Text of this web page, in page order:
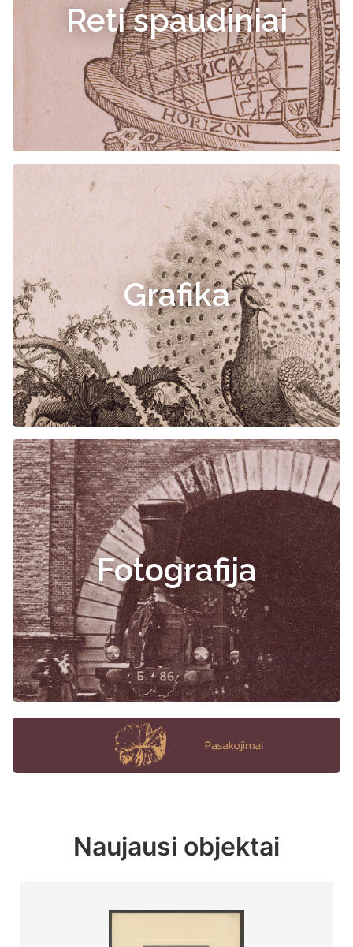
Reti spaudiniai
Grafika
Fotografija
Naujausi objektai